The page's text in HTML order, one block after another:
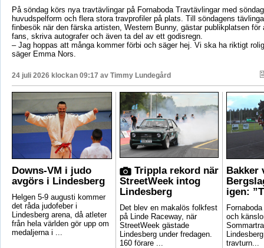
På söndag körs nya travtävlingar på Fornaboda Travtävlingar med
huvudspelform och flera stora travprofiler på plats. Till söndagens
finbesök när den färska artisten, Western Bunny, gästar publikplatsen för
fans, skriva autografer och även ta del av ett godisregn.
– Jag hoppas att många kommer förbi och säger hej. Vi ska ha riktigt
säger Emma Nors.
24 juli 2026 klockan 09:17 av Timmy Lundegård
Downs-VM i judo
avgörs i Lindesberg
Helgen 5-9 augusti kommer
det råda judofeber i
Lindesberg arena, då atleter
från hela världen gör upp om
medaljerna i ...
Trippla rekord när
StreetWeek intog
Lindesberg
Det blev en makalös folkfest
på Linde Raceway, när
StreetWeek gästade
Lindesberg under fredagen.
160 förare ...
Bakker
igen:
och
travturn...